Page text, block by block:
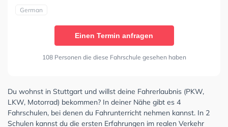
German
Einen Termin anfragen
108 Personen die diese Fahrschule gesehen haben
Du wohnst in Stuttgart und willst deine Fahrerlaubnis (PKW,
LKW, Motorrad) bekommen? In deiner Nähe gibt es 4
Fahrschulen, bei denen du Fahrunterricht nehmen kannst. In 2
Schulen kannst du die ersten Erfahrungen im realen Verkehr